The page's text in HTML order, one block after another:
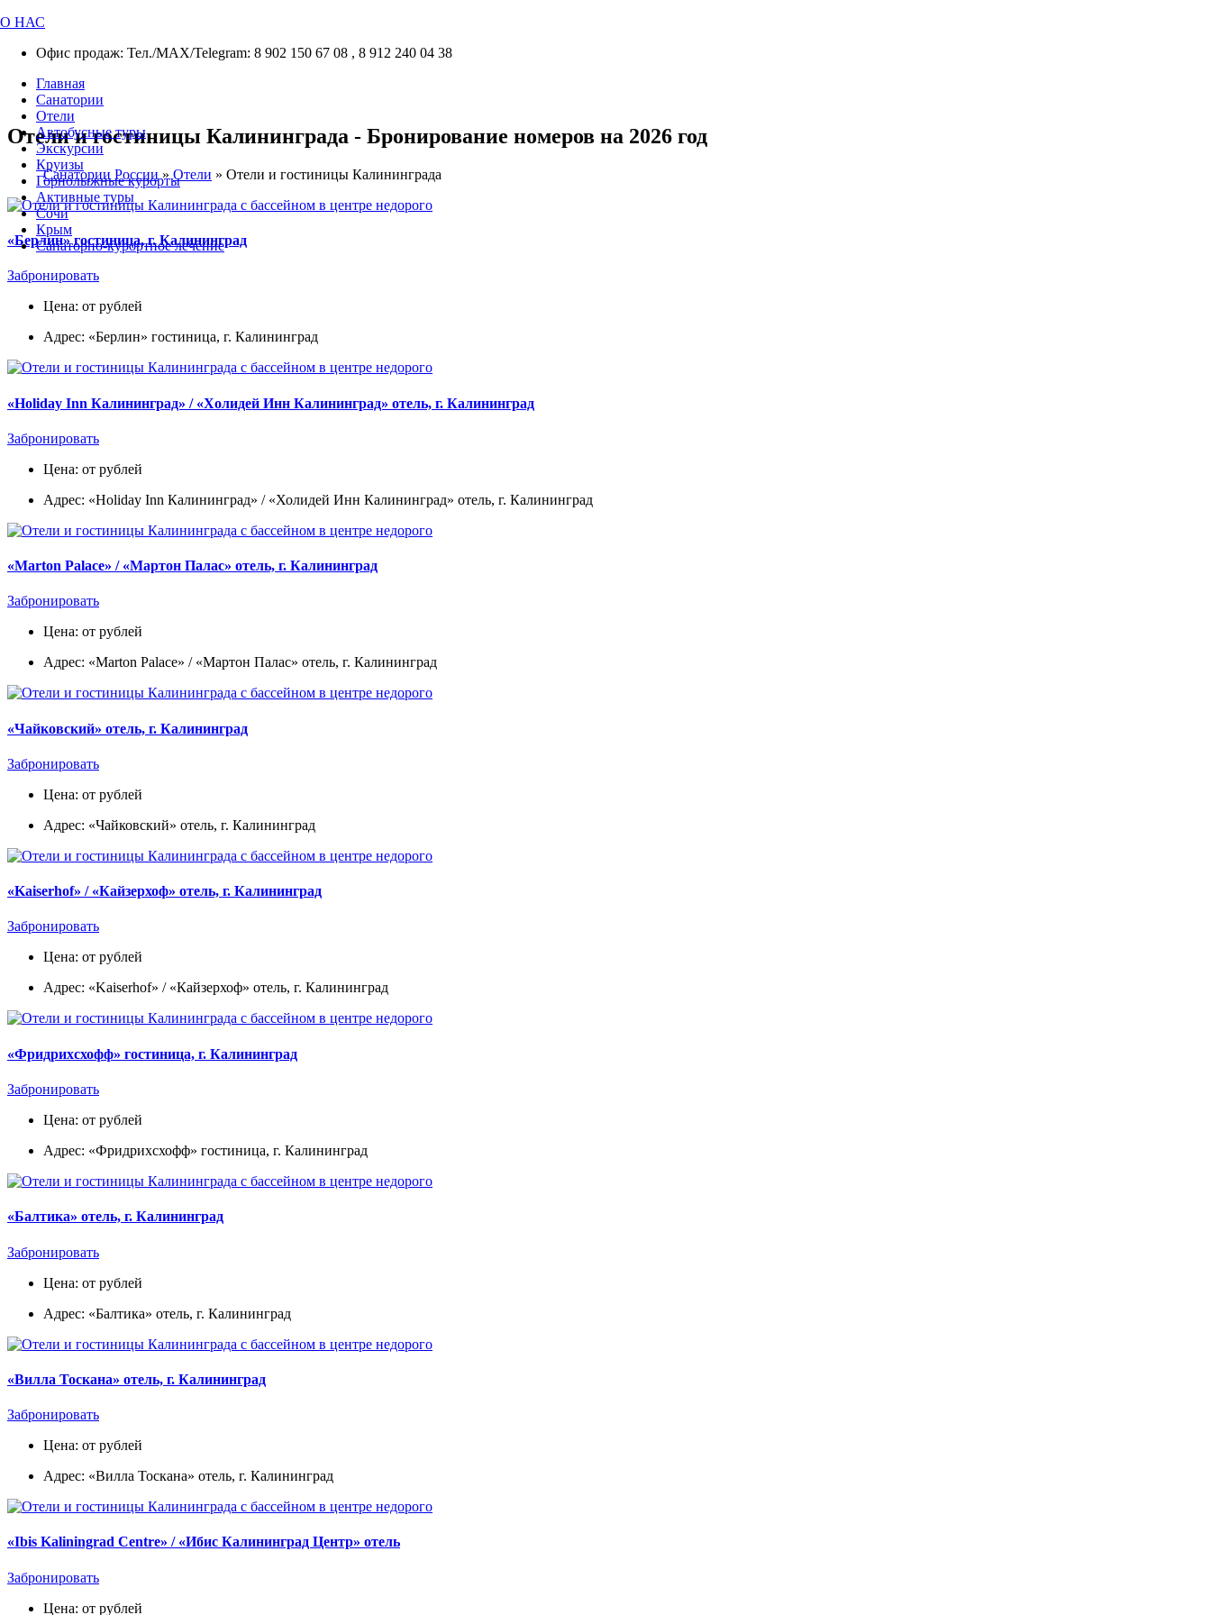
О НАС
Офис продаж: Тел./МАХ/Telegram: 8 902 150 67 08 , 8 912 240 04 38
Главная
Санатории
Отели
Автобусные туры
Экскурсии
Круизы
Горнолыжные курорты
Активные туры
Сочи
Крым
Санаторно-курортное лечение
Отели и гостиницы Калининграда - Бронирование номеров на 2026 год
Санатории России » Отели » Отели и гостиницы Калининграда
«Берлин» гостиница, г. Калининград
Забронировать
Цена: от рублей
Адрес: «Берлин» гостиница, г. Калининград
«Holiday Inn Калининград» / «Холидей Инн Калининград» отель, г. Калининград
Забронировать
Цена: от рублей
Адрес: «Holiday Inn Калининград» / «Холидей Инн Калининград» отель, г. Калининград
«Marton Palace» / «Мартон Палас» отель, г. Калининград
Забронировать
Цена: от рублей
Адрес: «Marton Palace» / «Мартон Палас» отель, г. Калининград
«Чайковский» отель, г. Калининград
Забронировать
Цена: от рублей
Адрес: «Чайковский» отель, г. Калининград
«Kaiserhof» / «Кайзерхоф» отель, г. Калининград
Забронировать
Цена: от рублей
Адрес: «Kaiserhof» / «Кайзерхоф» отель, г. Калининград
«Фридрихсхофф» гостиница, г. Калининград
Забронировать
Цена: от рублей
Адрес: «Фридрихсхофф» гостиница, г. Калининград
«Балтика» отель, г. Калининград
Забронировать
Цена: от рублей
Адрес: «Балтика» отель, г. Калининград
«Вилла Тоскана» отель, г. Калининград
Забронировать
Цена: от рублей
Адрес: «Вилла Тоскана» отель, г. Калининград
«Ibis Kaliningrad Centre» / «Ибис Калининград Центр» отель
Забронировать
Цена: от рублей